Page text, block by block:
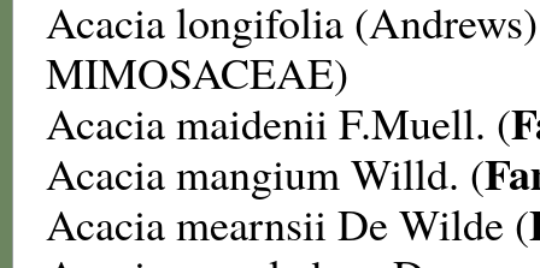
Acacia longifolia
MIMOSACEAE)
Acacia maidenii F.Muell. (
Acacia mangiumWilld. (
Acacia mearnsii De Wilde (